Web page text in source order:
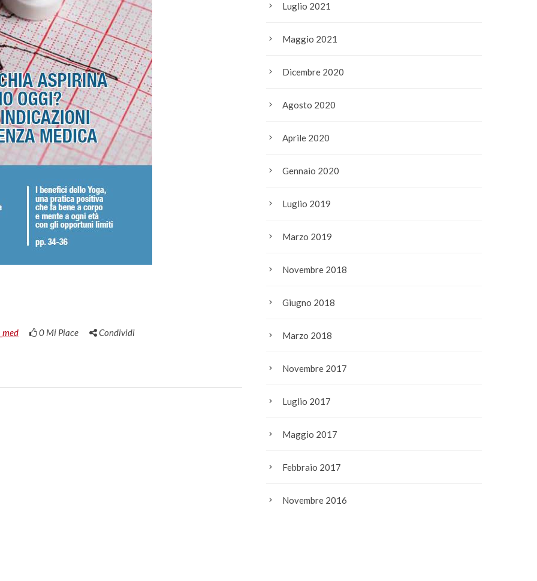
0 Mi Piace Condividi
Luglio 2021
Maggio 2021
Dicembre 2020
Agosto 2020
Aprile 2020
Gennaio 2020
Luglio 2019
Marzo 2019
Novembre 2018
Giugno 2018
Marzo 2018
Novembre 2017
Luglio 2017
Maggio 2017
Febbraio 2017
Novembre 2016